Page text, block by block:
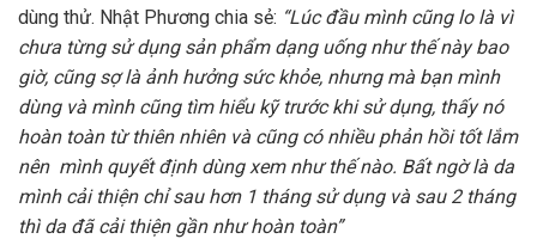
dùng thử. Nhật Phương chia sẻ: “Lúc đầu mình cũng lo là vì
chưa từng sử dụng sản phẩm dạng uống như thế này bao
giờ, cũng sợ là ảnh hưởng sức khỏe, nhưng mà bạn mình
dùng và mình cũng tìm hiểu kỹ trước khi sử dụng, thấy nó
hoàn toàn từ thiên nhiên và cũng có nhiều phản hồi tốt lắm
nên mình quyết định dùng xem như thế nào. Bất ngờ là da
mình cải thiện chỉ sau hơn 1 tháng sử dụng và sau 2 tháng
thì da đã cải thiện gần như hoàn toàn”